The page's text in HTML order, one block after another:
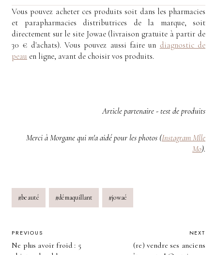
Vous pouvez acheter ces produits soit dans les pharmacies
et parapharmacies distributrices de la marque, soit
directement sur le site Jowae (livraison gratuite à partir de
30 € d'achats). Vous pouvez aussi faire un diagnostic de
peau en ligne, avant de choisir vos produits.
Article partenaire - test de produits
Merci à Morgane qui m'a aidé pour les photos (Instagram Mlle
Mo).
Post
Tags:
#beauté #démaquillant #jowaé
POST
PREVIOUS
Ne plus avoir froid : 5
NEXT
(re) vendre ses anciens